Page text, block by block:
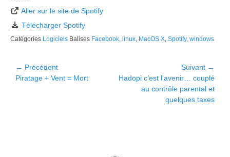
Aller sur le site de Spotify
Télécharger Spotify
Catégories Logiciels Balises Facebook, linux, MacOS X, Spotify, windows
Navigation
de
← Précédent
Article
Piratage + Vent = Mort
Suivant →
Article
suivant :
Hadopi c’est l’avenir… couplé
au contrôle parental et
quelques taxes